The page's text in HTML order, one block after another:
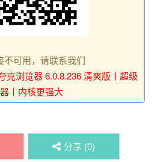
不可用，请联系我们
克浏览器 6.0.8.236 清爽版丨超级
丨内核更强大
分享 (0)